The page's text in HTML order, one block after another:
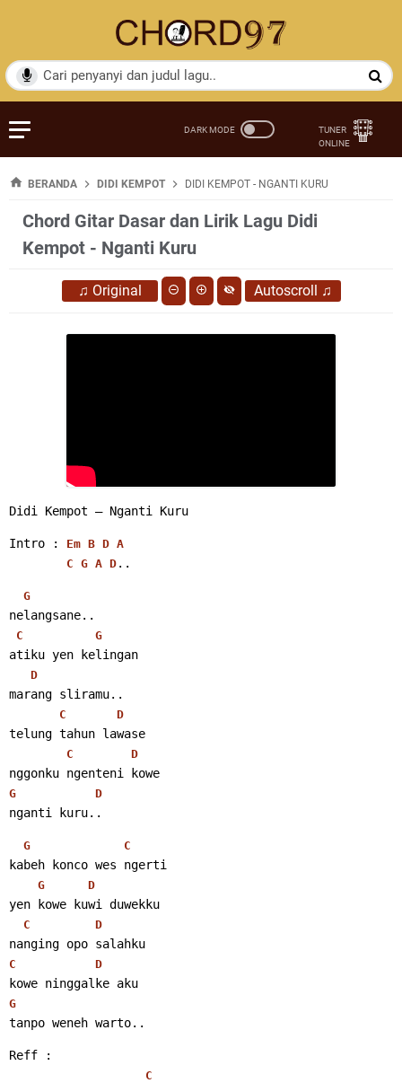
BERANDA DIDI KEMPOT DIDI KEMPOT - NGANTI KURU
Chord Gitar Dasar dan Lirik Lagu Didi
Kempot - Nganti Kuru
♫ Original Autoscroll ♫
Didi Kempot – Nganti Kuru
Intro : Em B D A
C G A D ..
G
nelangsane..
C G
atiku yen kelingan
D
marang sliramu..
C D
telung tahun lawase
C D
nggonku ngenteni kowe
G D
nganti kuru..
G C
kabeh konco wes ngerti
G D
yen kowe kuwi duwekku
C D
nanging opo salahku
C D
kowe ninggalke aku
G
tanpo weneh warto..
Reff :
C